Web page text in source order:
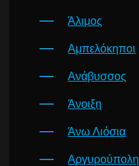
Άλιμος
Αμπελόκηποι
Ανάβυσσος
Άνοιξη
Άνω Λιόσια
Αργυρούπολη